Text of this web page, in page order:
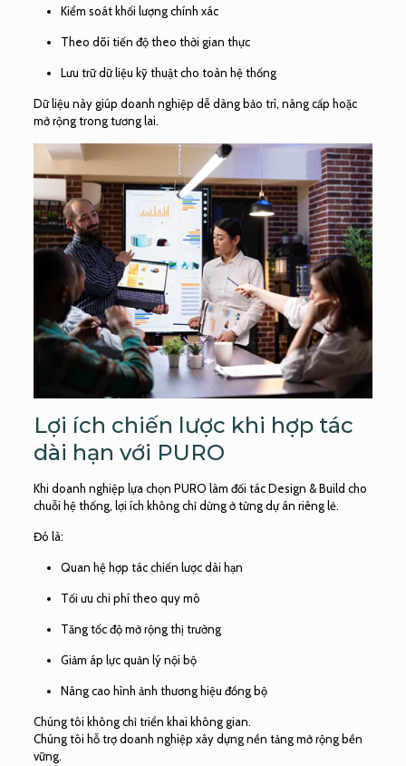
Kiểm soát khối lượng chính xác
Theo dõi tiến độ theo thời gian thực
Lưu trữ dữ liệu kỹ thuật cho toàn hệ thống
Dữ liệu này giúp doanh nghiệp dễ dàng bảo trì, nâng cấp hoặc
mở rộng trong tương lai.
Lợi ích chiến lược khi hợp tác
dài hạn với PURO
Khi doanh nghiệp lựa chọn PURO làm đối tác Design & Build cho
chuỗi hệ thống, lợi ích không chỉ dừng ở từng dự án riêng lẻ.
Đó là:
Quan hệ hợp tác chiến lược dài hạn
Tối ưu chi phí theo quy mô
Tăng tốc độ mở rộng thị trường
Giảm áp lực quản lý nội bộ
Nâng cao hình ảnh thương hiệu đồng bộ
Chúng tôi không chỉ triển khai không gian.
Chúng tôi hỗ trợ doanh nghiệp xây dựng nền tảng mở rộng bền
vững.